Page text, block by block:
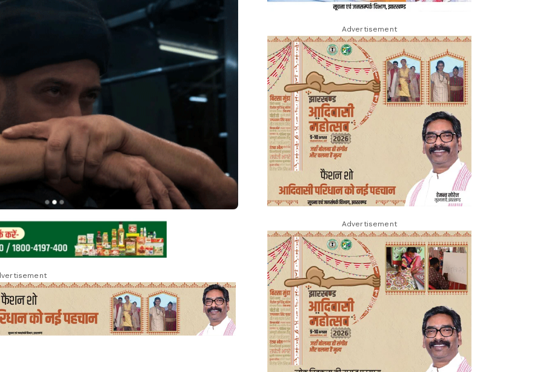
Advertisement
Advertisement